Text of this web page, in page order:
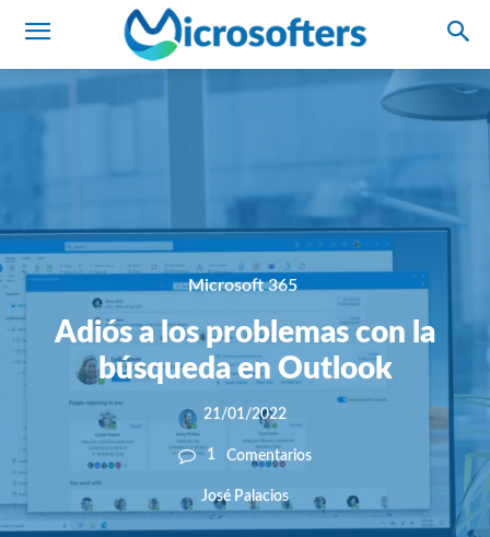
Microsoft 365
Adiós a los problemas con la
búsqueda en Outlook
21/01/2022
1 Comentarios
José Palacios